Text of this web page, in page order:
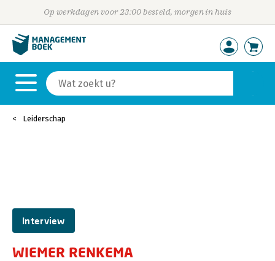
Op werkdagen voor 23:00 besteld, morgen in huis
Leiderschap
Interview
WIEMER RENKEMA